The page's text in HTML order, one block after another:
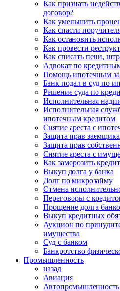
Как признать
договор?
Как уменьшить
Как спасти
Как остановить
Как провести
Как списать пени,
Адвокат по
Помощь ипотечным
Банк подал в суд по
Решение суда по
Исполнительная
Исполнительная
ипотечным кредитом
Снятие ареста с
Защита прав заемщика
Защита прав
Снятие ареста с
Как заморозить
Выкуп долга у банка
Долг по микрозайму
Отмена
Переговоры с
Прощение долга
Выкуп кредитных
Аукцион по
имущества
Суд с банком
Банкротство
Промышленность
назад
Авиация
Автопромышленность